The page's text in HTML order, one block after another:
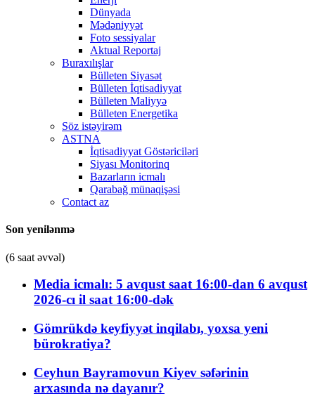
Dünyada
Mədəniyyət
Foto sessiyalar
Aktual Reportaj
Buraxılışlar
Bülleten Siyasət
Bülleten İqtisadiyyat
Bülleten Maliyyə
Bülleten Energetika
Söz istəyirəm
ASTNA
İqtisadiyyat Göstəriciləri
Siyası Monitorinq
Bazarların icmalı
Qarabağ münaqişəsi
Contact az
Son yenilənmə
(6 saat əvvəl)
Media icmalı: 5 avqust saat 16:00-dan 6 avqust
2026-cı il saat 16:00-dək
Gömrükdə keyfiyyət inqilabı, yoxsa yeni
bürokratiya?
Ceyhun Bayramovun Kiyev səfərinin
arxasında nə dayanır?